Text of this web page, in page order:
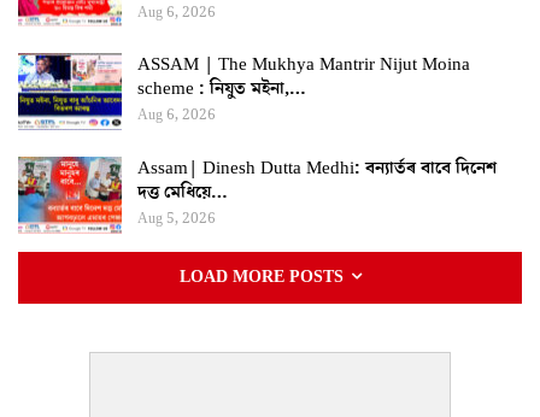
Aug 6, 2026
ASSAM | The Mukhya Mantrir Nijut Moina
scheme : নিযুত মইনা,…
Aug 6, 2026
Assam| Dinesh Dutta Medhi: বন্যাৰ্তৰ বাবে দিনেশ
দত্ত মেধিয়ে…
Aug 5, 2026
LOAD MORE POSTS